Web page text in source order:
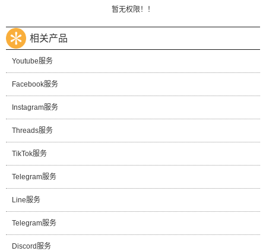
暂无权限！！
相关产品
Youtube服务
Facebook服务
Instagram服务
Threads服务
TikTok服务
Telegram服务
Line服务
Telegram服务
Discord服务